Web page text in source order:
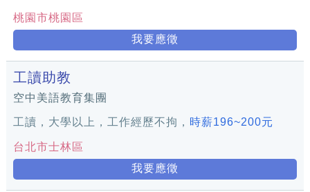
桃園市桃園區
我要應徵
工讀助教
空中美語教育集團
工讀，大學以上，工作經歷不拘， 時薪196~200元
台北市士林區
我要應徵